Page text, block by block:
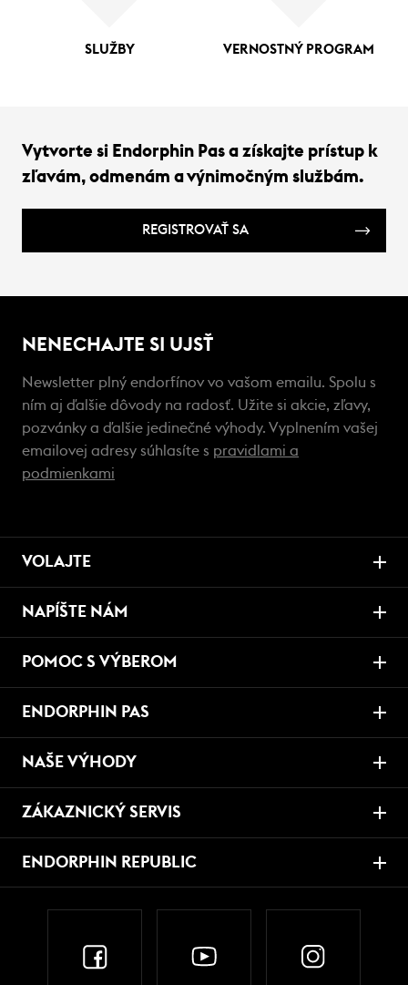
SLUŽBY VERNOSTNÝ PROGRAM
Vytvorte si Endorphin Pas a získajte prístup k
zľavám, odmenám a výnimočným službám.
REGISTROVAŤ SA
NENECHAJTE SI UJSŤ
Newsletter plný endorfínov vo vašom emailu. Spolu s
ním aj ďalšie dôvody na radosť. Užite si akcie, zľavy,
pozvánky a ďalšie jedinečné výhody. Vyplnením vašej
emailovej adresy súhlasíte s pravidlami a
podmienkami
VOLAJTE
NAPÍŠTE NÁM
POMOC S VÝBEROM
ENDORPHIN PAS
NAŠE VÝHODY
ZÁKAZNICKÝ SERVIS
ENDORPHIN REPUBLIC